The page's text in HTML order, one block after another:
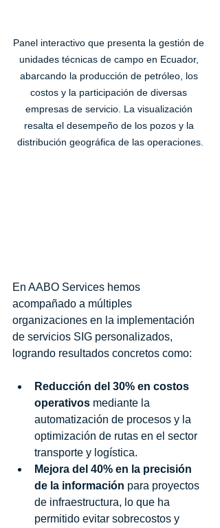
Panel interactivo que presenta la gestión de
unidades técnicas de campo en Ecuador,
abarcando la producción de petróleo, los
costos y la participación de diversas
empresas de servicio. La visualización
resalta el desempeño de los pozos y la
distribución geográfica de las operaciones.
En AABO Services hemos
acompañado a múltiples
organizaciones en la implementación
de servicios SIG personalizados,
logrando resultados concretos como:
Reducción del 30% en costos
operativos mediante la
automatización de procesos y la
optimización de rutas en el sector
transporte y logística.
Mejora del 40% en la precisión
de la información para proyectos
de infraestructura, lo que ha
permitido evitar sobrecostos y